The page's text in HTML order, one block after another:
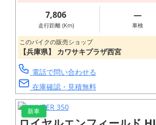
7,806
走行距離 (Km)
―
車検
このバイクの販売ショップ
【兵庫県】 カワサキプラザ西宮
電話で問い合わせる
在庫確認・見積無料
新車